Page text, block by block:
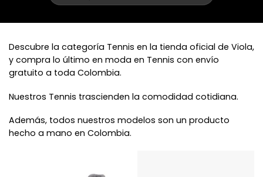
Descubre la categoría Tennis en la tienda oficial de Viola,
y compra lo último en moda en Tennis con envío
gratuito a toda Colombia.
Nuestros Tennis trascienden la comodidad cotidiana.
Además, todos nuestros modelos son un producto
hecho a mano en Colombia.